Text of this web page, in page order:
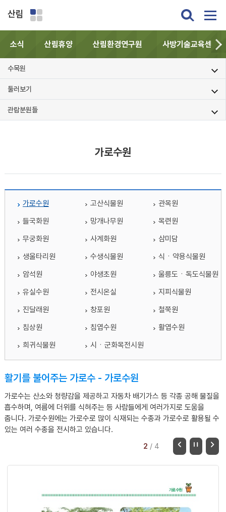
산림
소식 산림휴양 산림환경연구원 사방기술교육센터
수목원
둘러보기
관람분원들
가로수원
가로수원 고산식물원
관목원
들국화원
망개나무원
목련원
무궁화원
사계화원
삼미담
생울타리원
수생식물원
식ㆍ약용식물원
암석원
야생초원
울릉도ㆍ독도식물원
유실수원
전시온실
지피식물원
진달래원
창포원
철쭉원
침상원
침엽수원
활엽수원
희귀식물원
시ㆍ군화목전시원
활기를 불어주는 가로수 - 가로수원
가로수는 산소와 청량감을 제공하고 자동차 배기가스 등 각종 공해 물질을
흡수하며, 여름에 더위를 식혀주는 등 사람들에게 여러가지로 도움을
줍니다. 가로수원에는 가로수로 많이 식재되는 수종과 가로수로 활용될 수
있는 여러 수종을 전시하고 있습니다.
2 / 4